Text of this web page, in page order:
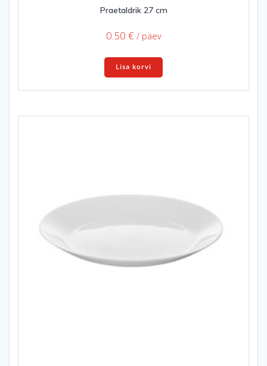
Praetaldrik 27 cm
0.50 € / päev
Lisa korvi